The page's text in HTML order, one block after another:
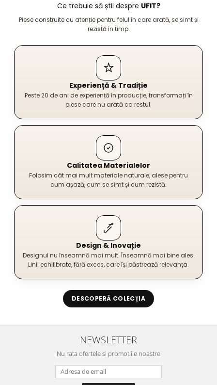
Ce trebuie să știi despre UFIT?
Piese construite cu atenție pentru felul în care arată, se simt și
rezistă în timp.
Experiență & Tradiție
Peste 20 de ani de experiență în producție, transformați în
piese care nu arată ca restul.
Calitatea Materialelor
Folosim cât mai mult materiale naturale, alese pentru
cum așază, cum se simt și cum rezistă.
Design & Inovație
Designul nu înseamnă mai mult. Înseamnă mai bine ales.
Linii echilibrate, fără exces, care își păstrează relevanța.
DESCOPERĂ COLECȚIA
NEWSLETTER
Nu rata ofertele si promotiile noastre